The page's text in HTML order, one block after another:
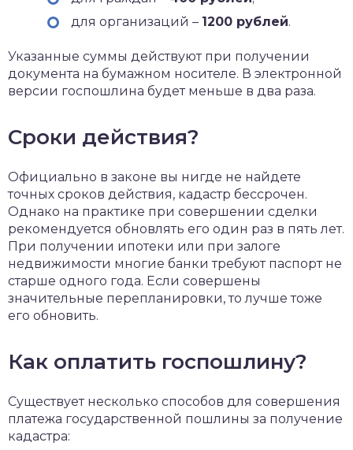
для организаций – 1200 рублей.
Указанные суммы действуют при получении
документа на бумажном носителе. В электронной
версии госпошлина будет меньше в два раза.
Сроки действия?
Официально в законе вы нигде не найдете
точных сроков действия, кадастр бессрочен.
Однако на практике при совершении сделки
рекомендуется обновлять его один раз в пять лет.
При получении ипотеки или при залоге
недвижимости многие банки требуют паспорт не
старше одного года. Если совершены
значительные перепланировки, то лучше тоже
его обновить.
Как оплатить госпошлину?
Существует несколько способов для совершения
платежа государственной пошлины за получение
кадастра: